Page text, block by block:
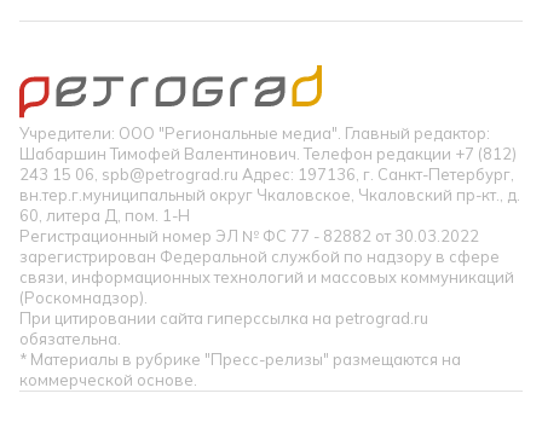
Учредители: ООО "Региональные медиа". Главный редактор:
Шабаршин Тимофей Валентинович. Телефон редакции +7 (812)
243 15 06, spb@petrograd.ru Адрес: 197136, г. Санкт-Петербург,
вн.тер.г.муниципальный округ Чкаловское, Чкаловский пр-кт., д.
60, литера Д, пом. 1-Н
Регистрационный номер ЭЛ № ФС 77 - 82882 от 30.03.2022
зарегистрирован Федеральной службой по надзору в сфере
связи, информационных технологий и массовых коммуникаций
(Роскомнадзор).
При цитировании сайта гиперссылка на petrograd.ru
обязательна.
* Материалы в рубрике "Пресс-релизы" размещаются на
коммерческой основе.